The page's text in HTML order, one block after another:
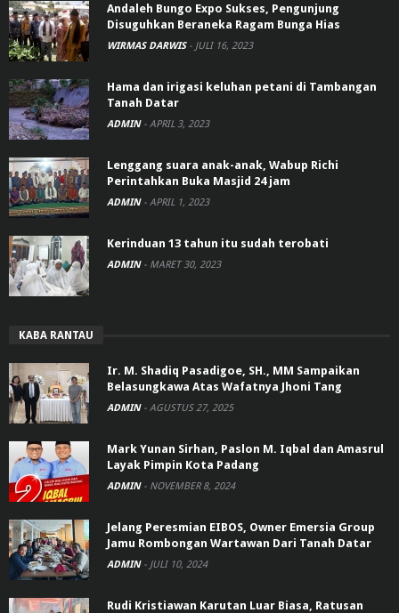
Andaleh Bungo Expo Sukses, Pengunjung
Disuguhkan Beraneka Ragam Bunga Hias
WIRMAS DARWIS - JULI 16, 2023
Hama dan irigasi keluhan petani di Tambangan
Tanah Datar
ADMIN - APRIL 3, 2023
Lenggang suara anak-anak, Wabup Richi
Perintahkan Buka Masjid 24 jam
ADMIN - APRIL 1, 2023
Kerinduan 13 tahun itu sudah terobati
ADMIN - MARET 30, 2023
KABA RANTAU
Ir. M. Shadiq Pasadigoe, SH., MM Sampaikan
Belasungkawa Atas Wafatnya Jhoni Tang
ADMIN - AGUSTUS 27, 2025
Mark Yunan Sirhan, Paslon M. Iqbal dan Amasrul
Layak Pimpin Kota Padang
ADMIN - NOVEMBER 8, 2024
Jelang Peresmian EIBOS, Owner Emersia Group
Jamu Rombongan Wartawan Dari Tanah Datar
ADMIN - JULI 10, 2024
Rudi Kristiawan Karutan Luar Biasa, Ratusan